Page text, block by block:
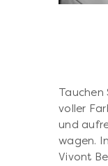
Tauchen
voller
und
wagen.
Vivont